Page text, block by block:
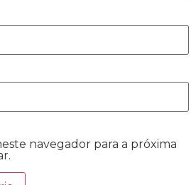
navegador para a próxima